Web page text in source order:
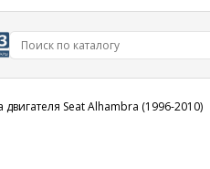
двигателя Seat Alhambra (1996-2010)